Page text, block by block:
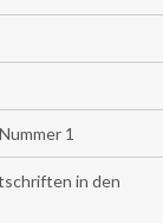
1
in den